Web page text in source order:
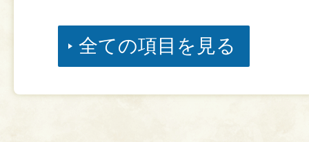
全ての項目を見る